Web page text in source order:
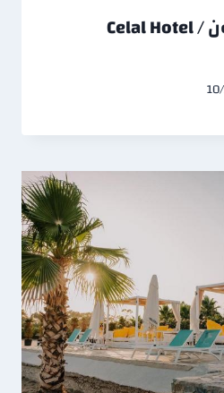
فندق جلال طرابزون / Celal Hotel